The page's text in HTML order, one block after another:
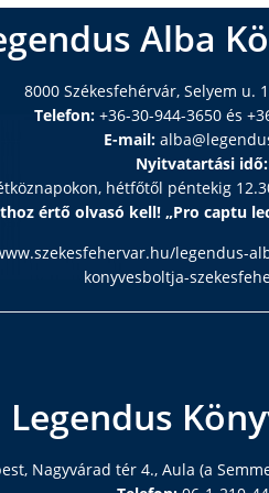
Alba
8000 Székesfehérvár, Selyem u.
Telefon:+36-30-944-3650 és
E-mail:
Nyitvatartási idő:
hétfőtől péntekig
értő olvasó kell! „Pro captu
legendus-
konyvesboltja-
Legendus
Nagyvárad tér 4., Aula (a